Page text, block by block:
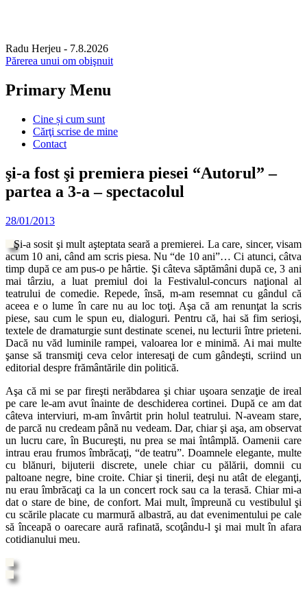
Radu Herjeu - 7.8.2026
Părerea unui om obişnuit
Primary Menu
Skip
content
Cine și cum sunt
Cărţi scrise de mine
Contact
şi-a fost şi premiera piesei “Autorul” –
partea a 3-a – spectacolul
28/01/2013
Şi-a sosit şi mult aşteptata seară a premierei. La care, sincer, visam
acum 10 ani, când am scris piesa. Nu “de 10 ani”… Ci atunci, câtva
timp după ce am pus-o pe hârtie. Şi câteva săptămâni după ce, 3 ani
mai târziu, a luat premiul doi la Festivalul-concurs naţional al
teatrului de comedie. Repede, însă, m-am resemnat cu gândul că
aceea e o lume în care nu au loc toţi. Aşa că am renunţat la scris
piese, sau cum le spun eu, dialoguri. Pentru că, hai să fim serioşi,
textele de dramaturgie sunt destinate scenei, nu lecturii între prieteni.
Dacă nu văd luminile rampei, valoarea lor e minimă. Ai mai multe
şanse să transmiţi ceva celor interesaţi de cum gândeşti, scriind un
editorial despre frământările din politică.
Aşa că mi se par fireşti nerăbdarea şi chiar uşoara senzaţie de ireal
pe care le-am avut înainte de deschiderea cortinei. După ce am dat
câteva interviuri, m-am învârtit prin holul teatrului. N-aveam stare,
de parcă nu credeam până nu vedeam. Dar, chiar şi aşa, am observat
un lucru care, în Bucureşti, nu prea se mai întâmplă. Oamenii care
intrau erau frumos îmbrăcaţi, “de teatru”. Doamnele elegante, multe
cu blănuri, bijuterii discrete, unele chiar cu pălării, domnii cu
paltoane negre, bine croite. Chiar şi tinerii, deşi nu atât de eleganţi,
nu erau îmbrăcaţi ca la un concert rock sau ca la terasă. Chiar mi-a
dat o stare de bine, de confort. Mai mult, împreună cu vestibulul şi
cu scările placate cu marmură albastră, au dat evenimentului pe cale
să înceapă o oarecare aură rafinată, scoţându-l şi mai mult în afara
cotidianului meu.